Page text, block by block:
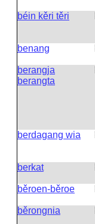
béin kěri těri
benang
berangja
berangta
berdagang wia
berkat
běroen-běroe
běrongnia